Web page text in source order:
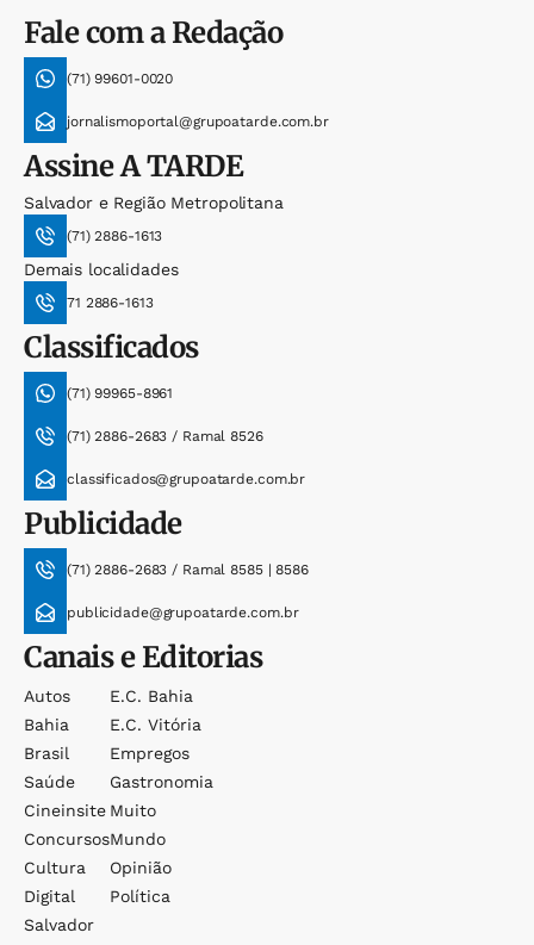
Fale com a Redação
(71) 99601-0020
jornalismoportal@grupoatarde.com.br
AssineA TARDE
Salvador e Região Metropolitana
(71) 2886-1613
Demais localidades
71 2886-1613
Classificados
(71) 99965-8961
(71) 2886-2683 / Ramal 8526
classificados@grupoatarde.com.br
Publicidade
(71) 2886-2683 / Ramal 8585 | 8586
publicidade@grupoatarde.com.br
Canais e Editorias
Autos
Bahia
Brasil
Saúde
Cineinsite
Concursos
Cultura
Digital
Salvador
E.c. Bahia
E.c. Vitória
Empregos
Gastronomia
Muito
Mundo
Opinião
Política